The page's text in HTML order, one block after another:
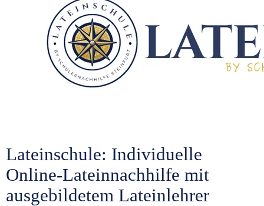
Lateinschule: Individuelle
Online-Lateinnachhilfe mit
ausgebildetem Lateinlehrer